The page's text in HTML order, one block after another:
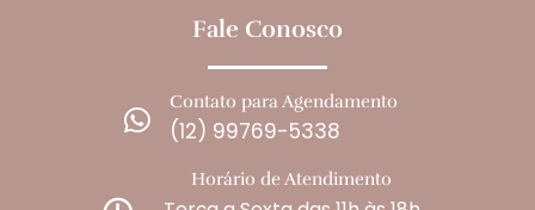
Fale Conosco

Contato para Agendamento
(12) 99769-5338
Horário de Atendimento